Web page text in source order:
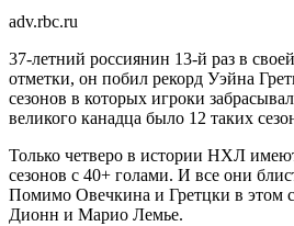
adv.rbc.ru
37-летний россиянин 13-й раз в
отметки, он побил рекорд Уэйна
сезонов в которых игроки
великого канадца было 12 таких
Только четверо в истории НХЛ
сезонов с 40+ голами. И все они
Помимо Овечкина и Гретцки в этом
Дионн и Марио Лемье.